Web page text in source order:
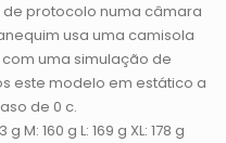
de protocolo numa câmara
usa uma camisola
uma simulação de
este modelo em estático a
de 0 c.
M: 160 g L: 169 g XL: 178 g